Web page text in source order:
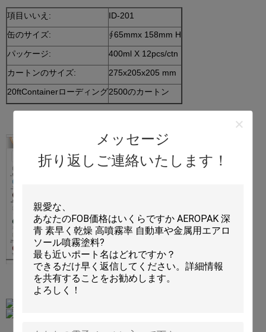
メッセージ
折り返しご連絡いたします！
項目いいえ:
ID-201
缶のサイズ:
∮65mmx 158mm H
パッケージ:
400ml X 12pcs/ctn
カートンのサイズ:
275x205x205 mm
20ftContainerローディング2500のカートン